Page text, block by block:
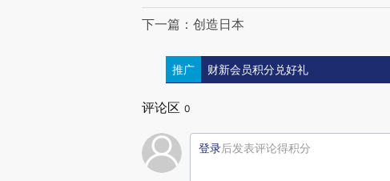
下一篇：创造日本
推广 财新会员积分兑好礼
评论区 0
登录后发表评论得积分